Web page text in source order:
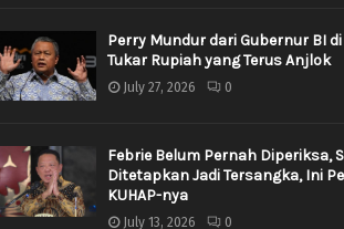
Perry Mundur dari Gubernur BI
Tukar Rupiah yang Terus Anjlok
July 27, 2026 0
Febrie Belum Pernah Diperiksa,
Ditetapkan Jadi Tersangka, Ini
KUHAP-nya
July 13, 2026 0